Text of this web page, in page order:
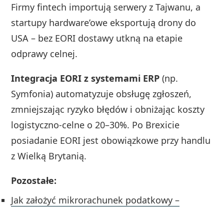
Firmy fintech importują serwery z Tajwanu, a
startupy hardware’owe eksportują drony do
USA – bez EORI dostawy utkną na etapie
odprawy celnej.
Integracja EORI z systemami ERP (np.
Symfonia) automatyzuje obsługę zgłoszeń,
zmniejszając ryzyko błędów i obniżając koszty
logistyczno-celne o 20–30%. Po Brexicie
posiadanie EORI jest obowiązkowe przy handlu
z Wielką Brytanią.
Pozostałe:
Jak założyć mikrorachunek podatkowy –